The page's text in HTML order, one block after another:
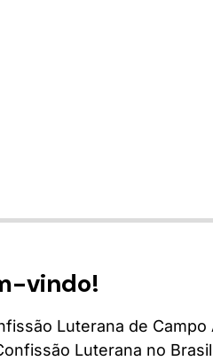
vindo!
Luterana de
Luterana no